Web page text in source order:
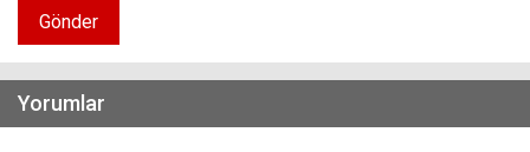
Gönder
Yorumlar